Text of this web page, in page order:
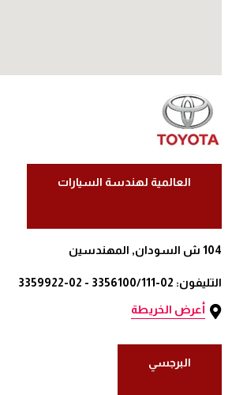
العالمية لهندسة السيارات
104 ش السودان, المهندسين
التليفون: 02-3356100/111 - 02-3359922
أعرض الخريطة
البرجسي